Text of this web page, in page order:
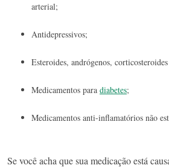
arterial;
Antidepressivos;
Esteroides, andrógenos,
Medicamentos para diabetes;
Medicamentos anti-inflamatórios não
Se você acha que sua medicação está